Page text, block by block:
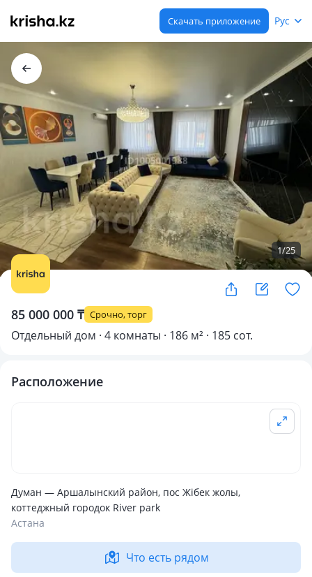
Скачать приложение Рус
1/25
85 000 000 ₸ Срочно, торг
Отдельный дом · 4 комнаты · 186 м² · 185 сот.
Расположение
Думан — Аршалынский район, пос Жібек жолы,
коттеджный городок River park
Астана
Что есть рядом